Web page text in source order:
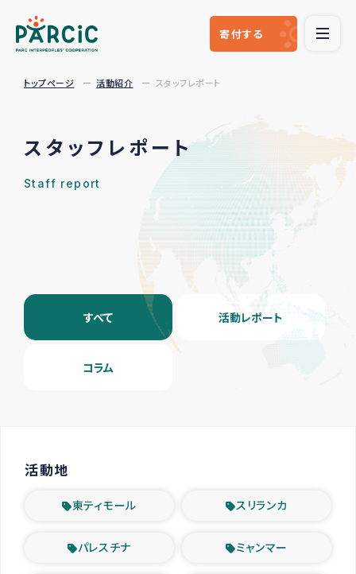
寄付する
トップページ 活動紹介 スタッフレポート
スタッフレポート
Staff report
すべて 活動レポート
コラム
活動地
東ティモール スリランカ
パレスチナ ミャンマー